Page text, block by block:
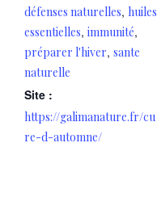
d'automne,cure de saison,
défenses naturelles,huiles
essentielles,immunité,
préparer l'hiver
naturelle
Site :
https://galimanature.fr/cu